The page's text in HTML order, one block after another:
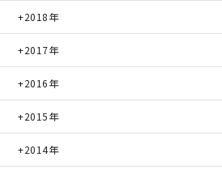
2018年
2017年
2016年
2015年
2014年